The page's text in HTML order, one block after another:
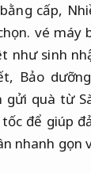
bằng cấp,
vé máy
như sinh
Bảo
gửi quà từ
để giúp
nhanh gọn